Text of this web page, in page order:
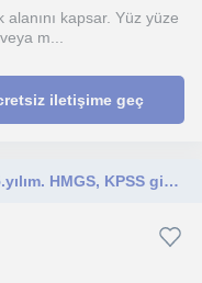
kapsar. Yüz yüze
m...
iletişime geç
26 yaşındayım, avukatım, meslekte 5.yılım. HMGS, KPSS gibi kamu sınavlarına ve vize/final sınavlarına yönelik ders veriyorum.